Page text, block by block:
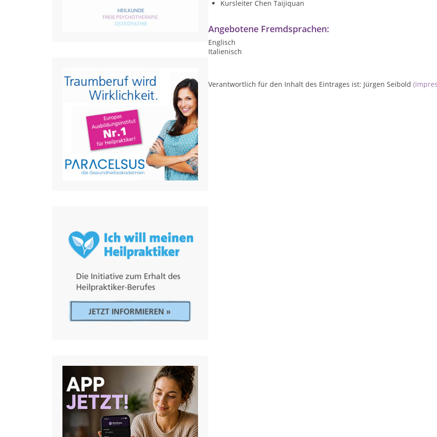
Kursleiter Chen Taijiquan
Angebotene Fremdsprachen:
Englisch
Italienisch
Verantwortlich für den Inhalt des Eintrages ist: Jürgen Seibold